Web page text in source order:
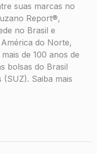
suas marcas no
Report®,
no Brasil e
do Norte,
de 100 anos de
bolsas do Brasil
(SUZ). Saiba mais